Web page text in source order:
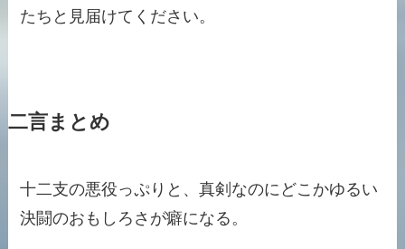
たちと見届けてください。
二言まとめ
十二支の悪役っぷりと、真剣なのにどこかゆるい
決闘のおもしろさが癖になる。